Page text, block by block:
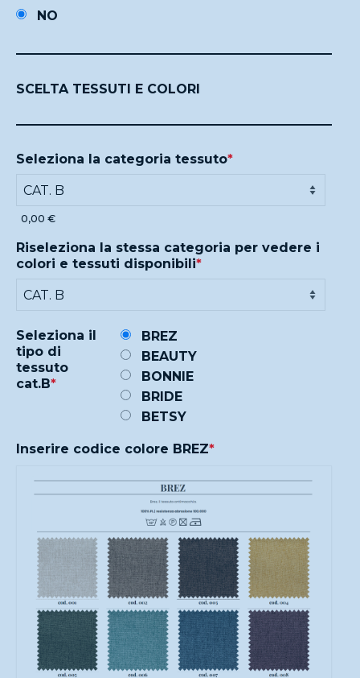
NO
SCELTA TESSUTI E COLORI
Seleziona la categoria tessuto*
0,00 €
Riseleziona la stessa categoria per vedere i
colori e tessuti disponibili*
Seleziona il
tipo di
tessuto
cat.B*
BREZ
BEAUTY
BONNIE
BRIDE
BETSY
Inserire codice colore BREZ*